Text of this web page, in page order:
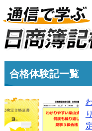
合格体験記一覧